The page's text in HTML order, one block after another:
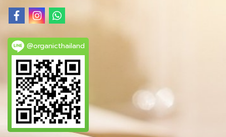
@organicthailand